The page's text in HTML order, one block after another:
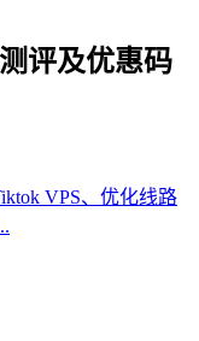
评及优惠码
VPS、优化线路